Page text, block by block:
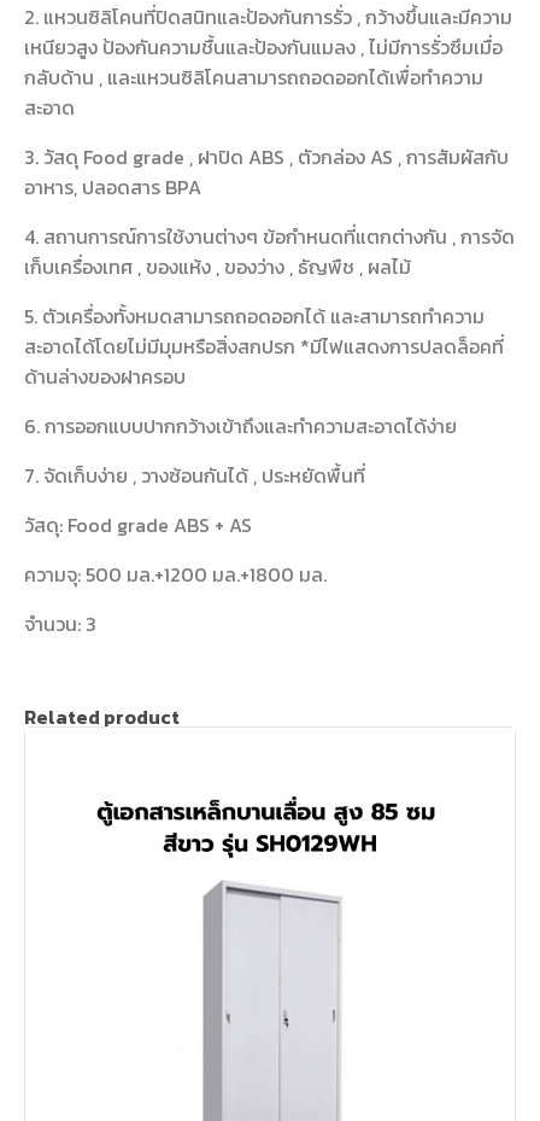
2. แหวนซิลิโคนที่ปิดสนิทและป้องกันการรั่ว , กว้างขึ้นและมีความ
เหนียวสูง ป้องกันความชื้นและป้องกันแมลง , ไม่มีการรั่วซึมเมื่อ
กลับด้าน , และแหวนซิลิโคนสามารถถอดออกได้เพื่อทำความ
สะอาด
3. วัสดุ Food grade , ฝาปิด ABS , ตัวกล่อง AS , การสัมผัสกับ
อาหาร, ปลอดสาร BPA
4. สถานการณ์การใช้งานต่างๆ ข้อกำหนดที่แตกต่างกัน , การจัด
เก็บเครื่องเทศ , ของแห้ง , ของว่าง , ธัญพืช , ผลไม้
5. ตัวเครื่องทั้งหมดสามารถถอดออกได้ และสามารถทำความ
สะอาดได้โดยไม่มีมุมหรือสิ่งสกปรก *มีไฟแสดงการปลดล็อคที่
ด้านล่างของฝาครอบ
6. การออกแบบปากกว้างเข้าถึงและทำความสะอาดได้ง่าย
7. จัดเก็บง่าย , วางซ้อนกันได้ , ประหยัดพื้นที่
วัสดุ: Food grade ABS + AS
ความจุ: 500 มล.+1200 มล.+1800 มล.
จำนวน: 3
Related product